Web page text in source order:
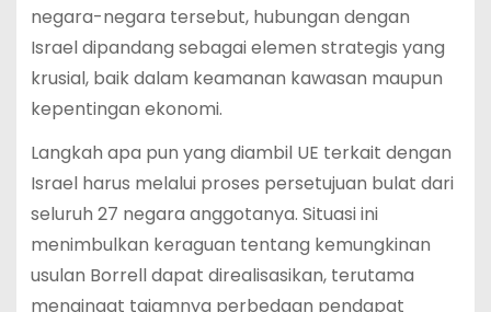
negara-negara tersebut, hubungan dengan
Israel dipandang sebagai elemen strategis yang
krusial, baik dalam keamanan kawasan maupun
kepentingan ekonomi.
Langkah apa pun yang diambil UE terkait dengan
Israel harus melalui proses persetujuan bulat dari
seluruh 27 negara anggotanya. Situasi ini
menimbulkan keraguan tentang kemungkinan
usulan Borrell dapat direalisasikan, terutama
mengingat tajamnya perbedaan pendapat